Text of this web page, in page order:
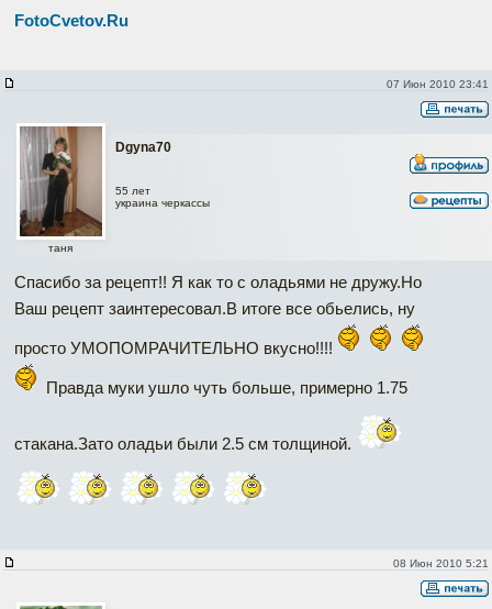
FotoCvetov.Ru
07 Июн 2010 23:41
Dgyna70
таня
55 лет
украина черкассы
Спасибо за рецепт!! Я как то с оладьями не дружу.Но
Ваш рецепт заинтересовал.В итоге все обьелись, ну
просто УМОПОМРАЧИТЕЛЬНО вкусно!!!!
Правда муки ушло чуть больше, примерно 1.75
стакана.Зато оладьи были 2.5 см толщиной.
08 Июн 2010 5:21
Наверх